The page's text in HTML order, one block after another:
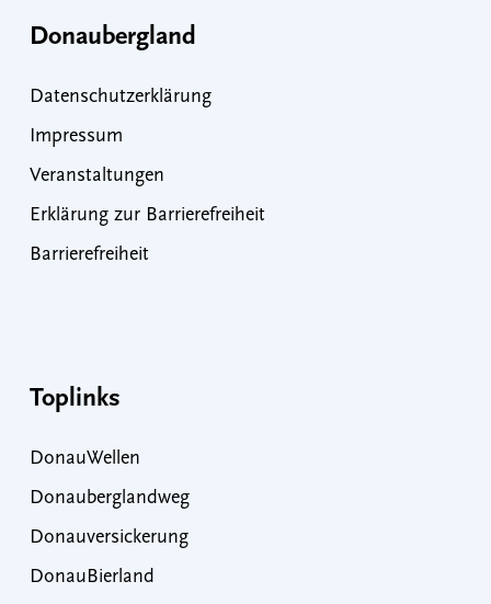
Donaubergland
Datenschutzerklärung
Impressum
Veranstaltungen
Erklärung zur Barrierefreiheit
Barrierefreiheit
Toplinks
DonauWellen
Donauberglandweg
Donauversickerung
DonauBierland